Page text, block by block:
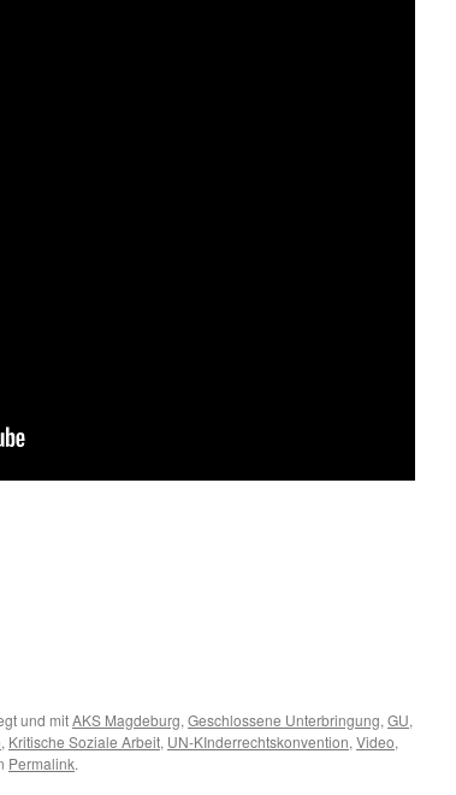
und mitAKS Magdeburg, Geschlossene Unterbringung, GU,
, Kritische Soziale Arbeit, UN-KInderrechtskonvention, Video,
Permalink.